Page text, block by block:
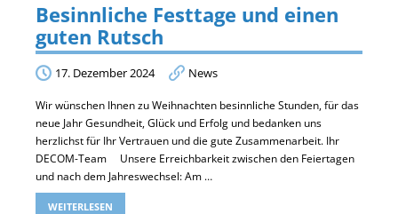
Besinnliche Festtage und einen
guten Rutsch
17. Dezember 2024 News
Wir wünschen Ihnen zu Weihnachten besinnliche Stunden, für das
neue Jahr Gesundheit, Glück und Erfolg und bedanken uns
herzlichst für Ihr Vertrauen und die gute Zusammenarbeit. Ihr
DECOM-Team Unsere Erreichbarkeit zwischen den Feiertagen
und nach dem Jahreswechsel: Am …
WEITERLESEN